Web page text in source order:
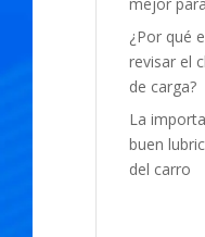
¿Por qué
revisar el
de carga?
La
buen
del carro